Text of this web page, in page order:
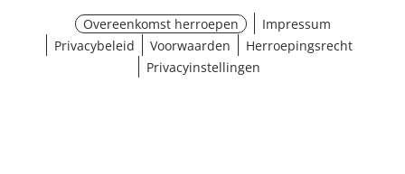
Overeenkomst herroepen
Impressum
Privacybeleid
Voorwaarden
Herroepingsrecht
Privacyinstellingen